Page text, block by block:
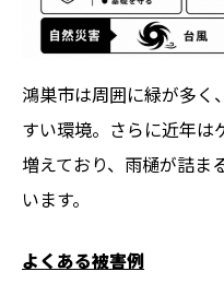
鴻巣市は周囲に緑が多く
すい環境。さらに近年は
増えており、雨樋が詰ま
います。
よくある被害例